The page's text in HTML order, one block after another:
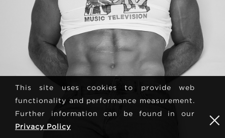
This site uses cookies to provide web
functionality and performance measurement.
Further information can be found in our
Privacy Policy